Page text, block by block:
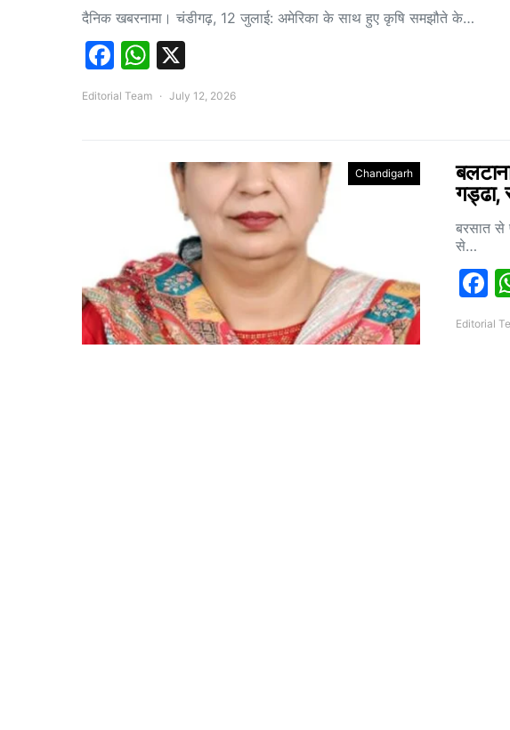
दैनिक खबरनामा। चंडीगढ़, 12 जुलाई: अमेरिका के साथ हुए कृषि समझौते के…
Facebook
WhatsApp
Editorial Team July 12, 2026
Chandigarh
गड्ढा,
बरसात से
से…
Editorial